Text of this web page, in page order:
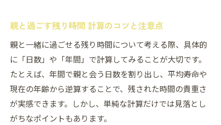
親と過ごす残り時間 計算のコツと注意点
親と一緒に過ごせる残り時間について考える際、具体的
に「日数」や「年間」で計算してみることが大切です。
たとえば、年間で親と会う日数を割り出し、平均寿命や
現在の年齢から逆算することで、残された時間の貴重さ
が実感できます。しかし、単純な計算だけでは見落とし
がちなポイントもあります。